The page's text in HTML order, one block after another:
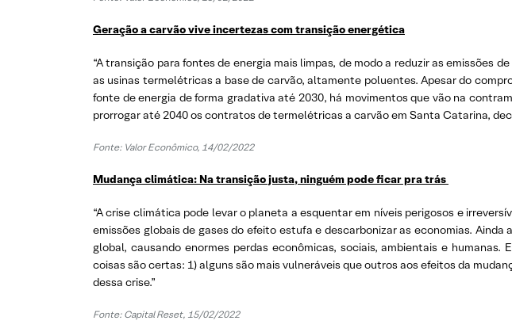
Geração a carvão vive incertezas com transição energética
“A transição para fontes de energia mais limpas, de modo a reduzir as emissões
as usinas termelétricas a base de carvão, altamente poluentes. Apesar do
fonte de energia de forma gradativa até 2030, há movimentos que vão na
prorrogar até 2040 os contratos de termelétricas a carvão em Santa Catarina,
Fonte: Valor Econômico, 14/02/2022
Mudança climática: Na transição justa, ninguém pode ficar pra trás
“A crise climática pode levar o planeta a esquentar em níveis perigosos e
emissões globais de gases do efeito estufa e descarbonizar as economias.
global, causando enormes perdas econômicas, sociais, ambientais e
coisas são certas: 1) alguns são mais vulneráveis que outros aos efeitos da
dessa crise.”
Fonte: Capital Reset, 15/02/2022